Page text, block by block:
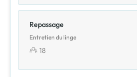
Repassage
Entretien du linge
18